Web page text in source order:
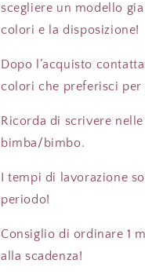
scegliere un modello
colori e la disposizione!
Dopo l’acquisto
colori che preferisci per
Ricorda di scrivere
bimba/bimbo.
I tempi di lavorazione
periodo!
Consiglio di ordinare 1
alla scadenza!